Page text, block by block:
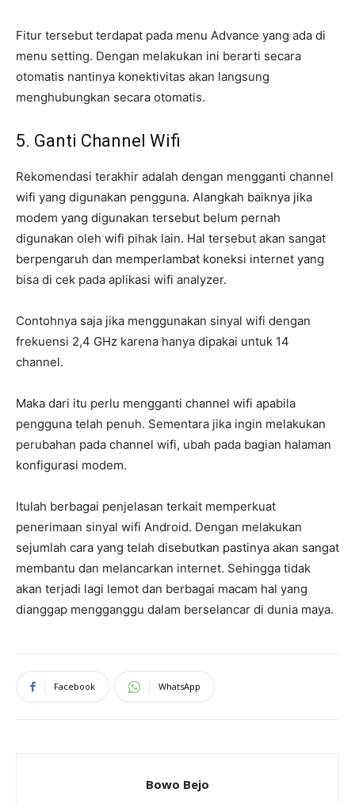
Fitur tersebut terdapat pada menu Advance yang ada di
menu setting. Dengan melakukan ini berarti secara
otomatis nantinya konektivitas akan langsung
menghubungkan secara otomatis.
5. Ganti Channel Wifi
Rekomendasi terakhir adalah dengan mengganti channel
wifi yang digunakan pengguna. Alangkah baiknya jika
modem yang digunakan tersebut belum pernah
digunakan oleh wifi pihak lain. Hal tersebut akan sangat
berpengaruh dan memperlambat koneksi internet yang
bisa di cek pada aplikasi wifi analyzer.
Contohnya saja jika menggunakan sinyal wifi dengan
frekuensi 2,4 GHz karena hanya dipakai untuk 14
channel.
Maka dari itu perlu mengganti channel wifi apabila
pengguna telah penuh. Sementara jika ingin melakukan
perubahan pada channel wifi, ubah pada bagian halaman
konfigurasi modem.
Itulah berbagai penjelasan terkait memperkuat
penerimaan sinyal wifi Android. Dengan melakukan
sejumlah cara yang telah disebutkan pastinya akan sangat
membantu dan melancarkan internet. Sehingga tidak
akan terjadi lagi lemot dan berbagai macam hal yang
dianggap mengganggu dalam berselancar di dunia maya.
Facebook WhatsApp
Bowo Bejo